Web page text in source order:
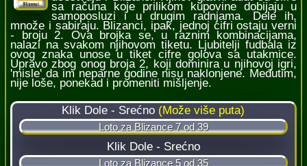
sa računa koje prilikom kupovine dobijaju u
samoposluzi i u drugim radnjama. Dele ih,
množe i sabiraju. Blizanci, ipak, jednoj cifri ostaju verni
- broju 2. Ova brojka se, u raznim kombinacijama,
nalazi na svakom njihovom tiketu. Ljubitelji fudbala iz
ovog znaka unose u tiket cifre golova sa utakmice.
Upravo zbog onog broja 2, koji dominira u njihovoj igri,
'misle' da im neparne godine nisu naklonjene. Međutim,
nije loše, ponekad i promeniti mišljenje.